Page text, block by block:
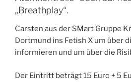
„Breathplay“.
Carsten aus der SMart Gruppe
Dortmund ins Fetish X um über
informieren und um über die
Der Eintritt beträgt 15 Euro + 5